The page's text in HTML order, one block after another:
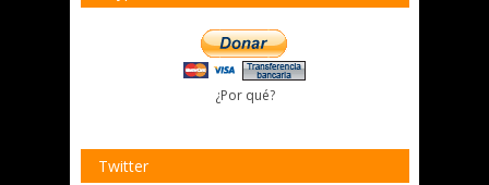
¿Por qué?
Twitter